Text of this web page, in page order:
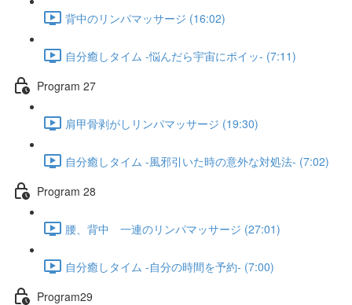
背中のリンパマッサージ (16:02)
自分癒しタイム -悩んだら宇宙にポイッ- (7:11)
Program 27
肩甲骨剥がしリンパマッサージ (19:30)
自分癒しタイム -風邪引いた時の意外な対処法- (7:02)
Program 28
腰、背中 一連のリンパマッサージ (27:01)
自分癒しタイム -自分の時間を予約- (7:00)
Program29